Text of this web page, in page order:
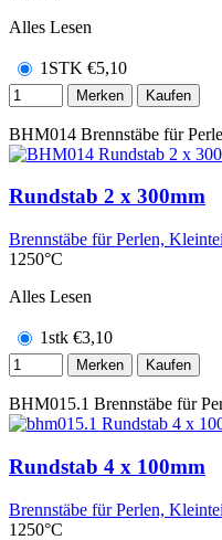
Alles Lesen
1STK €5,10
Merken Kaufen
BHM014 Brennstäbe für
Rundstab 2 x 300mm
Brennstäbe für Perlen,
1250°C
Alles Lesen
1stk €3,10
Merken Kaufen
BHM015.1 Brennstäbe für
Rundstab 4 x 100mm
Brennstäbe für Perlen,
1250°C